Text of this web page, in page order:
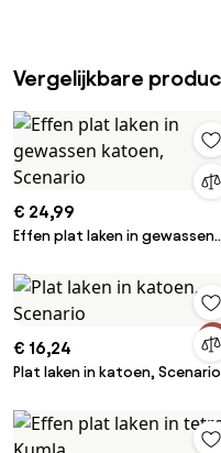
Vergelijkbare
€ 24,99
Effen plat laken in gewassen
€ 16,24
Plat laken in katoen, Scenario